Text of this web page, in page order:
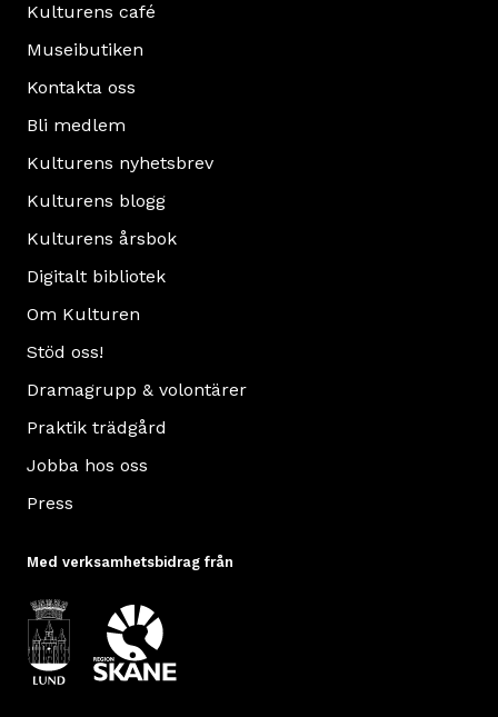
Kulturens café
Museibutiken
Kontakta oss
Bli medlem
Kulturens nyhetsbrev
Kulturens blogg
Kulturens årsbok
Digitalt bibliotek
Om Kulturen
Stöd oss!
Dramagrupp & volontärer
Praktik trädgård
Jobba hos oss
Press
Med verksamhetsbidrag från